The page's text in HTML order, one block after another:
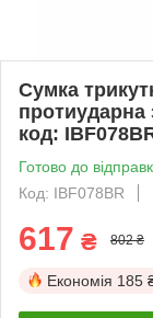
Сумка
код:
Готово до
Код: IBF078BR
617 ₴ 802 ₴
Економія 185